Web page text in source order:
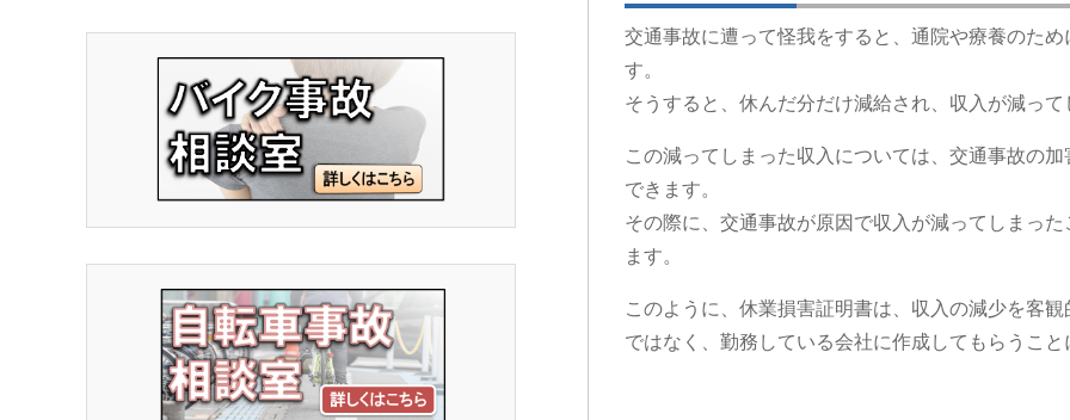
交通事故に遭って怪我をすると、通院や療養のた
す。
そうすると、休んだ分だけ減給され、収入が減っ
この減ってしまった収入については、交通事故の
できます。
その際に、交通事故が原因で収入が減ってしまっ
ます。
このように、休業損害証明書は、収入の減少を客
ではなく、勤務している会社に作成してもらうこ